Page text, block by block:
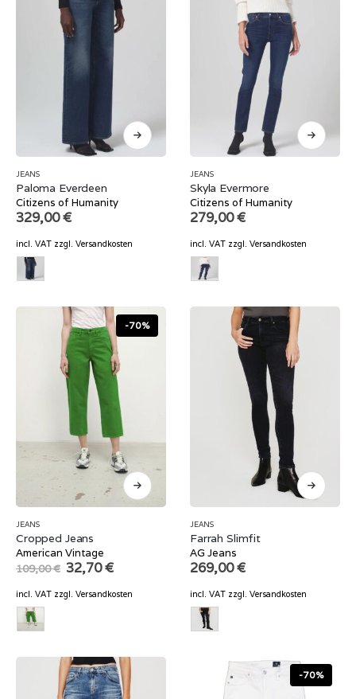
JEANS
Paloma Everdeen
Citizens of Humanity
329,00€
incl. VAT zzgl. Versandkosten
JEANS
Skyla Evermore
Citizens of Humanity
279,00€
incl. VAT zzgl. Versandkosten
-70%
JEANS
Cropped Jeans
American Vintage
109,00€ Original
price
was:
109,00 €.
32,70€Current
is:
incl. VAT zzgl. Versandkosten
JEANS
Farrah Slimfit
AG Jeans
269,00€
incl. VAT zzgl. Versandkosten
-70%